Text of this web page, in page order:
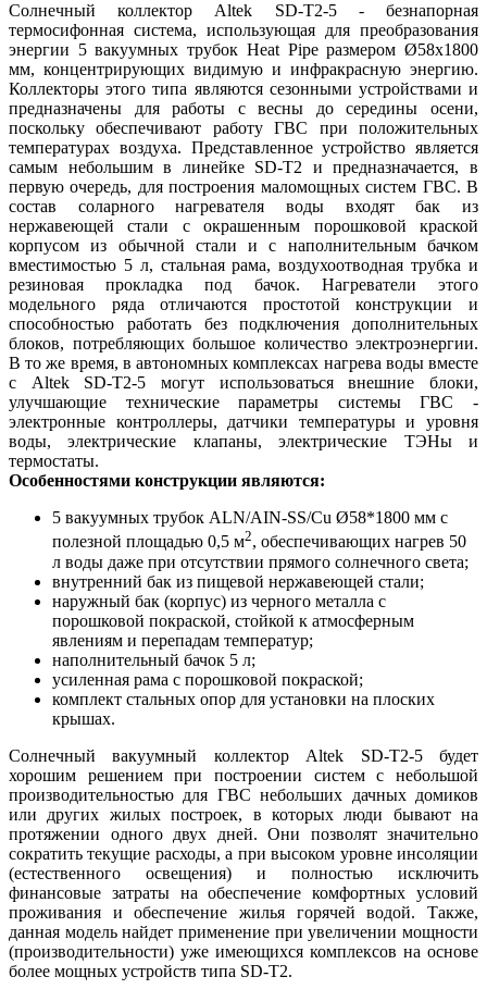
Солнечный коллектор Altek SD-T2-5 - безнапорная
термосифонная система, использующая для преобразования
энергии 5 вакуумных трубок Heat Pipe размером Ø58х1800
мм, концентрирующих видимую и инфракрасную энергию.
Коллекторы этого типа являются сезонными устройствами и
предназначены для работы с весны до середины осени,
поскольку обеспечивают работу ГВС при положительных
температурах воздуха. Представленное устройство является
самым небольшим в линейке SD-T2 и предназначается, в
первую очередь, для построения маломощных систем ГВС. В
состав соларного нагревателя воды входят бак из
нержавеющей стали с окрашенным порошковой краской
корпусом из обычной стали и с наполнительным бачком
вместимостью 5 л, стальная рама, воздухоотводная трубка и
резиновая прокладка под бачок. Нагреватели этого
модельного ряда отличаются простотой конструкции и
способностью работать без подключения дополнительных
блоков, потребляющих большое количество электроэнергии.
В то же время, в автономных комплексах нагрева воды вместе
с Altek SD-T2-5 могут использоваться внешние блоки,
улучшающие технические параметры системы ГВС -
электронные контроллеры, датчики температуры и уровня
воды, электрические клапаны, электрические ТЭНы и
термостаты.
Особенностями конструкции являются:
5 вакуумных трубок ALN/AIN-SS/Cu Ø58*1800 мм с
полезной площадью 0,5 м2, обеспечивающих нагрев 50
л воды даже при отсутствии прямого солнечного света;
внутренний бак из пищевой нержавеющей стали;
наружный бак (корпус) из черного металла с
порошковой покраской, стойкой к атмосферным
явлениям и перепадам температур;
наполнительный бачок 5 л;
усиленная рама с порошковой покраской;
комплект стальных опор для установки на плоских
крышах.
Солнечный вакуумный коллектор Altek SD-T2-5 будет
хорошим решением при построении систем с небольшой
производительностью для ГВС небольших дачных домиков
или других жилых построек, в которых люди бывают на
протяжении одного двух дней. Они позволят значительно
сократить текущие расходы, а при высоком уровне инсоляции
(естественного освещения) и полностью исключить
финансовые затраты на обеспечение комфортных условий
проживания и обеспечение жилья горячей водой. Также,
данная модель найдет применение при увеличении мощности
(производительности) уже имеющихся комплексов на основе
более мощных устройств типа SD-T2.